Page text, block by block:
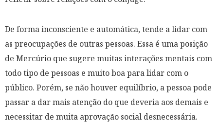
De forma inconsciente e automática, tende a lidar com
as preocupações de outras pessoas. Essa é uma posição
de Mercúrio que sugere muitas interações mentais com
todo tipo de pessoas e muito boa para lidar com o
público. Porém, se não houver equilíbrio, a pessoa pode
passar a dar mais atenção do que deveria aos demais e
necessitar de muita aprovação social desnecessária.